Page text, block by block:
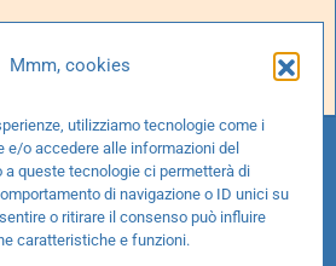
Mmm, cookies
utilizziamo tecnologie come i
e/o accedere alle informazioni del
queste tecnologie ci permetterà di
di navigazione o ID unici su
o ritirare il consenso può influire
caratteristiche e funzioni.